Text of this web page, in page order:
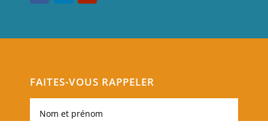
FAITES-VOUS RAPPELER